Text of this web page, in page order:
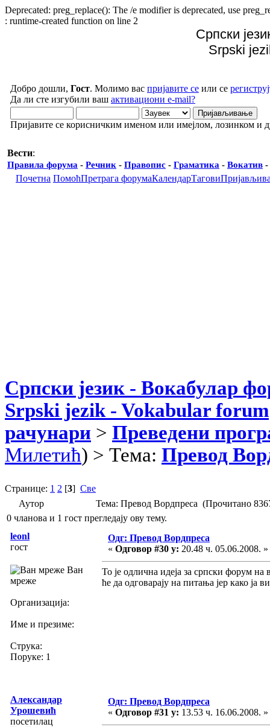
Deprecated: preg_replace(): The /e modifier is deprecated, use
: runtime-created function on line 2
Српски
Srpski
Добро дошли, Гост. Молимо вас пријавите се или се
Да ли сте изгубили ваш активациони e-mail?
Пријавите се корисничким именом или имејлом, лозинком и
Вести:
Правила форума - Речник - Правопис - Граматика - Вокатив -
Почетна ПомоћПретрага форумаКалендарТагови
Српски језик - Вокабулар
Srpski jezik - Vokabular forum
рачунари > Преведени
Милетић) > Тема: Превод
Странице: 1 2 [3] Све
Аутор
Тема: Превод Вордпреса (Прочитано
0 чланова и 1 гост прегледају ову тему.
leonl
гост
Ван
мреже
Организација:
Име и презиме:
Струка:
Поруке: 1
Одг: Превод Вордпреса
« Одговор #30 у: 20.48 ч. 05.06.2008. »
То је одлична идеја за српски форум
ће да одговарају на питања јер како
Александар
Урошевић
посетилац
Одг: Превод Вордпреса
« Одговор #31 у: 13.53 ч. 16.06.2008. »